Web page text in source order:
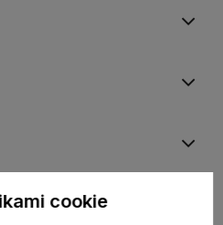
cookie